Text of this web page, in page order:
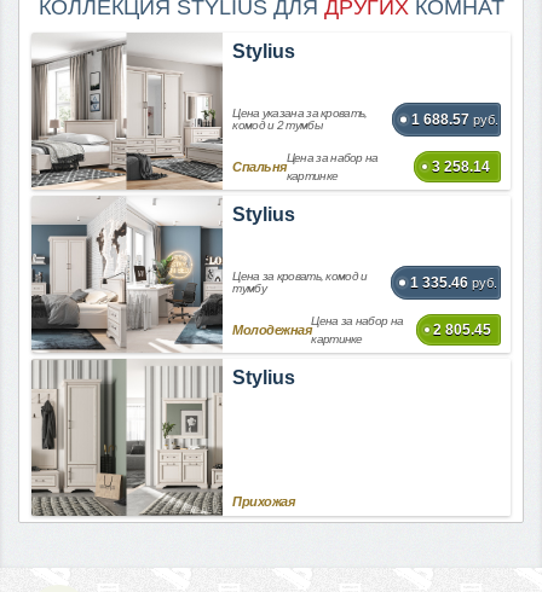
КОЛЛЕКЦИЯ STYLIUS ДЛЯ ДРУГИХКОМНАТ
Stylius
Цена указана за кровать,
комод и 2 тумбы
1 688.57 руб.
Спальня
Цена за набор на
картинке
3 258.14
Stylius
Цена за кровать, комод и
тумбу
1 335.46 руб.
Молодежная
Цена за набор на
картинке
2 805.45
Stylius
Прихожая